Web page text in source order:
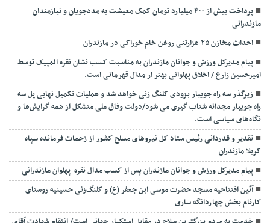
پرداخت بیش از ۴۰۰ میلیارد تومان کمک معیشت به مددجویان و نیازمندان
مازندرانی
احداث مخازن ۲۵ هزارتنی روغن خام خوراکی در مازندران
پیام مدیرکل ورزش و جوانان مازندران به مناسبت کسب نشان نقره المپیک توسط
امیرحسین زارع / اخلاق پهلوانی بهتر ار مدال قهرمانی است.
زیرگذر سه راه جویبار بزودی کلنگ زنی خواهد شد و عملیات تکمیل نهایی پل سه
راه جویبار مجدانه شتاب گیری می شود/دولت وفاق ملی متشکل از همه گرایش‌ها و
نگاه‌های سیاسی است.
تقدیر و قدردانی رئیس ستاد کل نیرو‌های مسلح کشور از زحمات فرمانده سپاه
کربلا مازندران
پیام مدیرکل ورزش و جوانان مازندران پس از کسب مدال نقره پهلوان مازندرانی
آئین افتتاحیه مسجد حضرت موسی ابن جعفر (ع) و کلنگ‌زنی حسینیه روستای
کارنام بخش چهاردانگه ساری